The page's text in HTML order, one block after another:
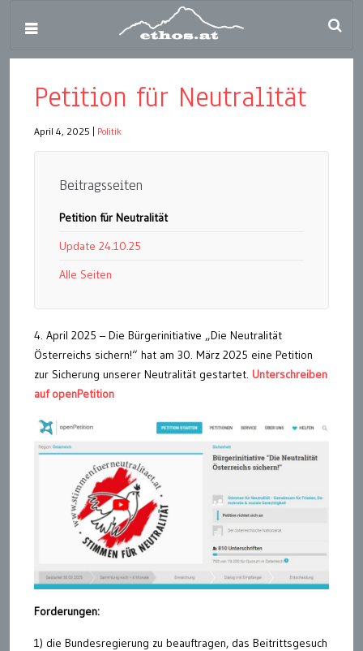
Petition für Neutralität
April 4, 2025 Politik
Beitragsseiten
Petition für Neutralität
Update 24.10.25
Alle Seiten
4. April 2025 – Die Bürgerinitiative „Die Neutralität
Österreichs sichern!“ hat am 30. März 2025 eine Petition
zur Sicherung unserer Neutralität gestartet. Unterschreiben
auf openPetition
Forderungen:
1) die Bundesregierung zu beauftragen, das Beitrittsgesuch